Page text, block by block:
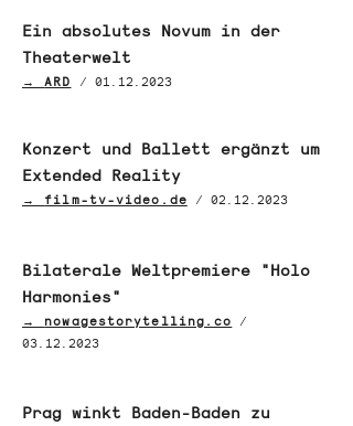
Ein absolutes Novum in der
Theaterwelt
→ ARD / 01.12.2023
Konzert und Ballett ergänzt um
Extended Reality
→ film-tv-video.de / 02.12.2023
Bilaterale Weltpremiere "Holo
Harmonies"
→ nowagestorytelling.co
/
03.12.2023
Prag winkt Baden-Baden zu